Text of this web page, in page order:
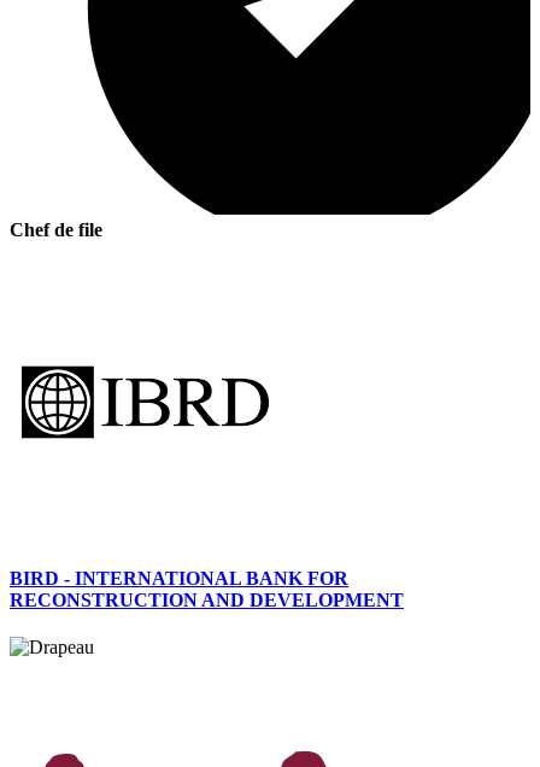
Chef de file
BIRD - INTERNATIONAL BANK FOR
RECONSTRUCTION AND DEVELOPMENT